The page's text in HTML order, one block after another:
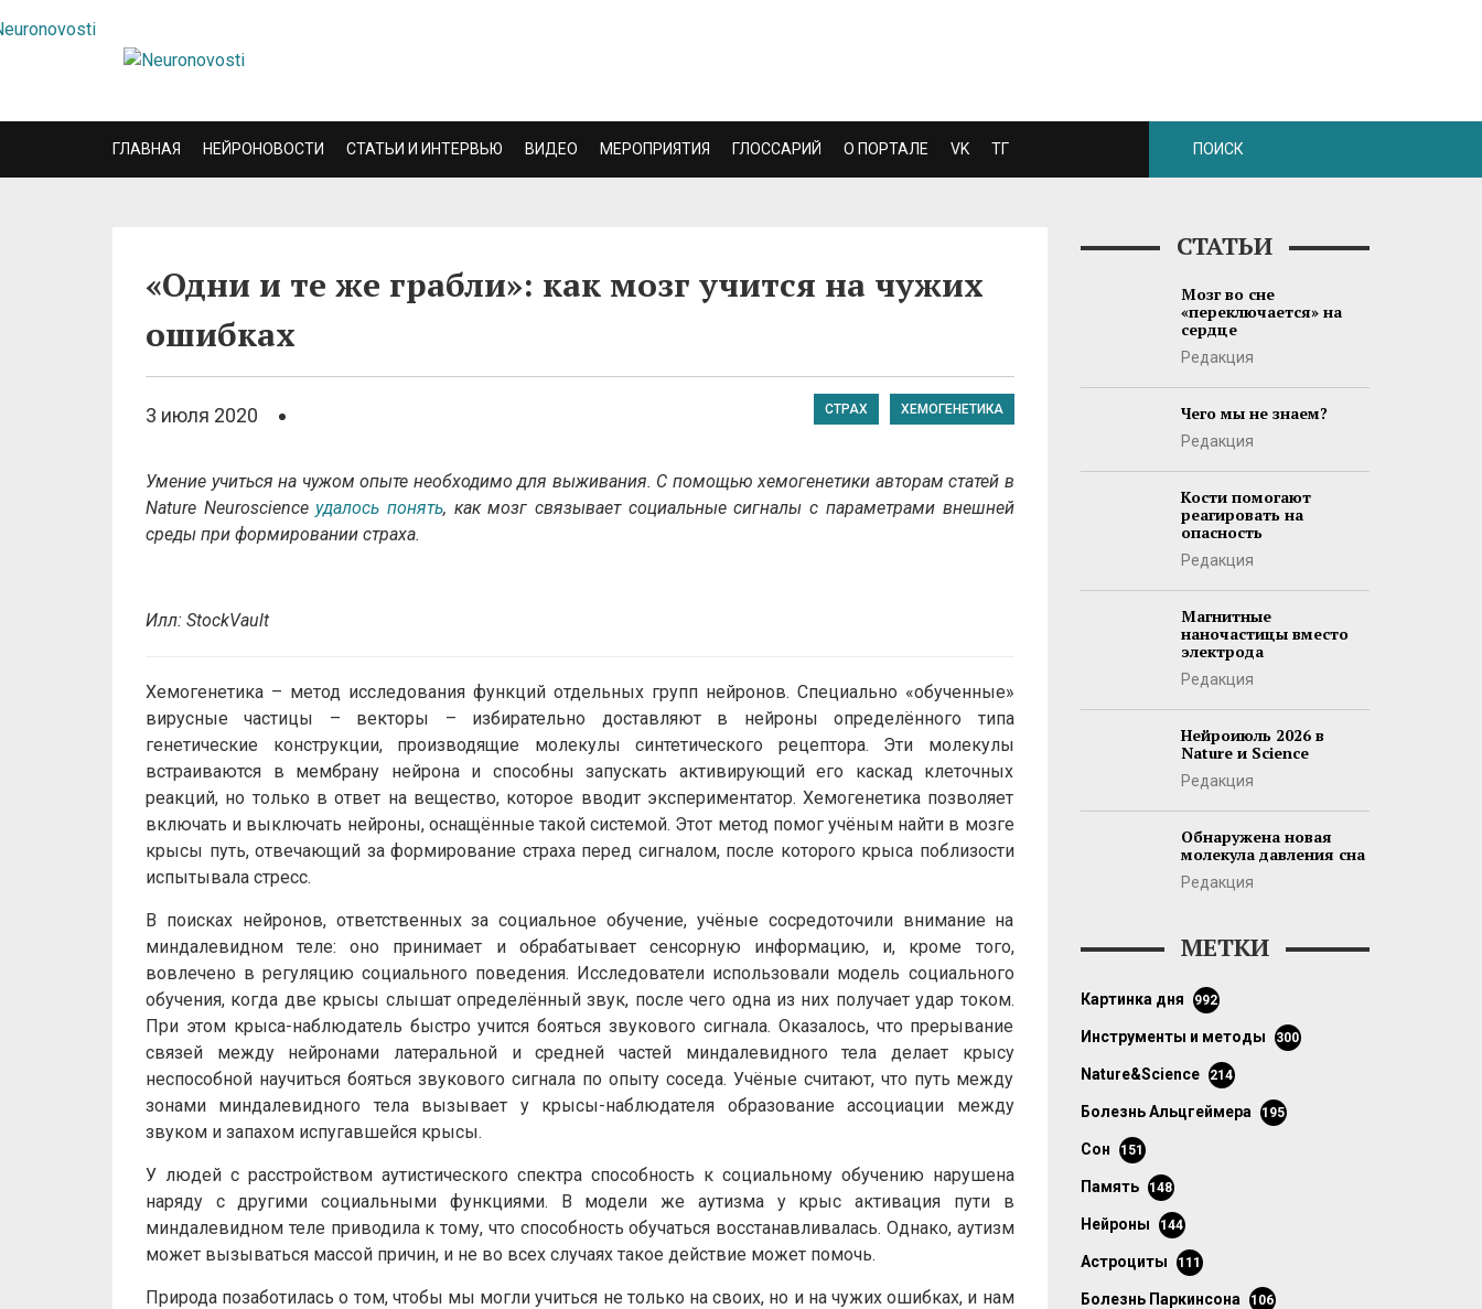
ГЛАВНАЯ НЕЙРОНОВОСТИ СТАТЬИ И ИНТЕРВЬЮ ВИДЕО МЕРОПРИЯТИЯ ГЛОССАРИЙ О ПОРТАЛЕ VK ТГ
«Одни и те же грабли»: как мозг учится на чужих
ошибках
3 июля 2020 СТРАХ ХЕМОГЕНЕТИКА
Умение учиться на чужом опыте необходимо для выживания. С помощью хемогенетики авторам статей в
Nature Neuroscience удалось понять, как мозг связывает социальные сигналы с параметрами внешней
среды при формировании страха.
Илл: StockVault
Хемогенетика – метод исследования функций отдельных групп нейронов. Специально «обученные»
вирусные частицы – векторы – избирательно доставляют в нейроны определённого типа
генетические конструкции, производящие молекулы синтетического рецептора. Эти молекулы
встраиваются в мембрану нейрона и способны запускать активирующий его каскад клеточных
реакций, но только в ответ на вещество, которое вводит экспериментатор. Хемогенетика позволяет
включать и выключать нейроны, оснащённые такой системой. Этот метод помог учёным найти в мозге
крысы путь, отвечающий за формирование страха перед сигналом, после которого крыса поблизости
испытывала стресс.
В поисках нейронов, ответственных за социальное обучение, учёные сосредоточили внимание на
миндалевидном теле: оно принимает и обрабатывает сенсорную информацию, и, кроме того,
вовлечено в регуляцию социального поведения. Исследователи использовали модель социального
обучения, когда две крысы слышат определённый звук, после чего одна из них получает удар током.
При этом крыса-наблюдатель быстро учится бояться звукового сигнала. Оказалось, что прерывание
связей между нейронами латеральной и средней частей миндалевидного тела делает крысу
неспособной научиться бояться звукового сигнала по опыту соседа. Учёные считают, что путь между
зонами миндалевидного тела вызывает у крысы-наблюдателя образование ассоциации между
звуком и запахом испугавшейся крысы.
У людей с расстройством аутистического спектра способность к социальному обучению нарушена
наряду с другими социальными функциями. В модели же аутизма у крыс активация пути в
миндалевидном теле приводила к тому, что способность обучаться восстанавливалась. Однако, аутизм
может вызываться массой причин, и не во всех случаях такое действие может помочь.
Природа позаботилась о том, чтобы мы могли учиться не только на своих, но и на чужих ошибках, и нам
СТАТЬИ
Мозг во сне
«переключается» на
сердце
Редакция
Чего мы не знаем?
Редакция
Кости помогают
реагировать на
опасность
Редакция
Магнитные
наночастицы вместо
электрода
Редакция
Нейроиюль 2026 в
Nature и Science
Редакция
Обнаружена новая
молекула давления сна
Редакция
МЕТКИ
картинка дня 992
инструменты и методы 300
Nature&Science 214
болезнь Альцгеймера 195
сон 151
память 148
нейроны 144
астроциты 111
болезнь Паркинсона 106